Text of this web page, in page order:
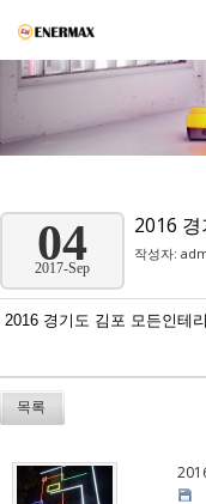
04
2017-Sep
2016
작성자:
2016 경기도 김포 모든인테
목록